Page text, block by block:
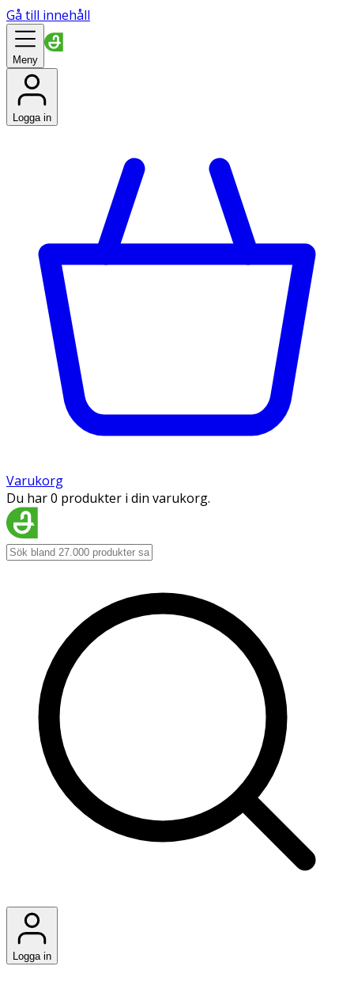
Gå till innehåll
Meny
Logga in
Varukorg
Du har 0 produkter i din varukorg.
Logga in